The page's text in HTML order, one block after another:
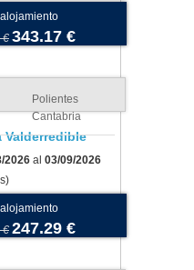
€ 343.17 €
Polientes
Cantabria
Valderredible
2026 al 03/09/2026
€ 247.29 €